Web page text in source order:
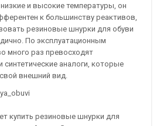
и высокие температуры, он
к большинству реактивов,
резиновые шнурки для обуви
По эксплуатационным
много раз превосходят
синтетические аналоги, которые
внешний вид.
купить резиновые шнурки для